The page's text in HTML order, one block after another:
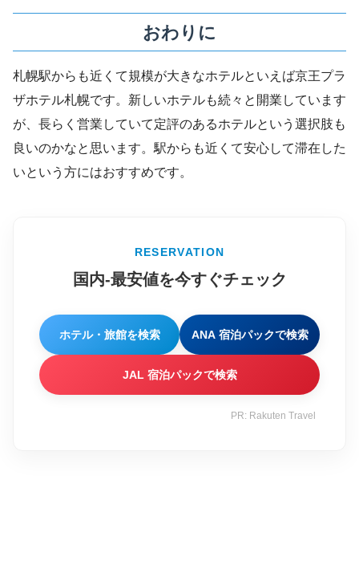
おわりに
札幌駅からも近くて規模が大きなホテルといえば京王プラ
ザホテル札幌です。新しいホテルも続々と開業しています
が、長らく営業していて定評のあるホテルという選択肢も
良いのかなと思います。駅からも近くて安心して滞在した
いという方にはおすすめです。
RESERVATION
国内-最安値を今すぐチェック
ホテル・旅館を検索 ANA 宿泊パックで検索
JAL 宿泊パックで検索
PR: Rakuten Travel